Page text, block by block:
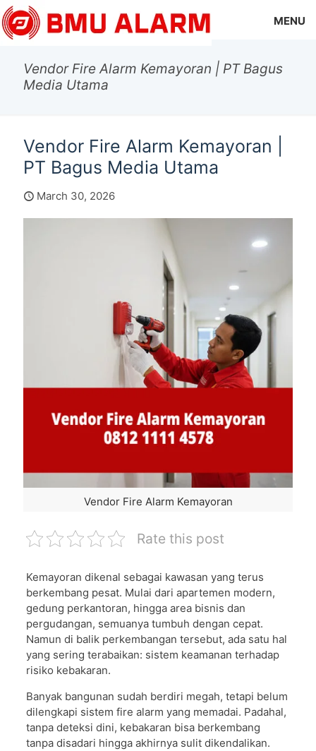
MENU
Vendor Fire Alarm Kemayoran | PT Bagus
Media Utama
Vendor Fire Alarm Kemayoran |
PT Bagus Media Utama
March 30, 2026
Vendor Fire Alarm Kemayoran
Rate this post
Kemayoran dikenal sebagai kawasan yang terus
berkembang pesat. Mulai dari apartemen modern,
gedung perkantoran, hingga area bisnis dan
pergudangan, semuanya tumbuh dengan cepat.
Namun di balik perkembangan tersebut, ada satu hal
yang sering terabaikan: sistem keamanan terhadap
risiko kebakaran.
Banyak bangunan sudah berdiri megah, tetapi belum
dilengkapi sistem fire alarm yang memadai. Padahal,
tanpa deteksi dini, kebakaran bisa berkembang
tanpa disadari hingga akhirnya sulit dikendalikan.